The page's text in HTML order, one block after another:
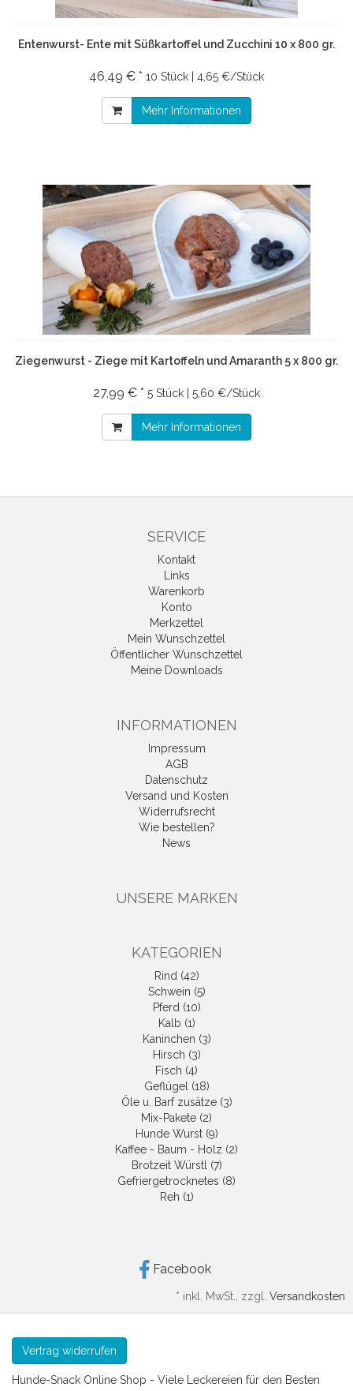
Entenwurst- Ente mit Süßkartoffel und Zucchini 10 x 800 gr.
46,49 € * 10 Stück | 4,65 €/Stück
Mehr Informationen
Ziegenwurst - Ziege mit Kartoffeln und Amaranth 5 x 800 gr.
27,99 € * 5 Stück | 5,60 €/Stück
Mehr Informationen
SERVICE
Kontakt
Links
Warenkorb
Konto
Merkzettel
Mein Wunschzettel
Öffentlicher Wunschzettel
Meine Downloads
INFORMATIONEN
Impressum
AGB
Datenschutz
Versand und Kosten
Widerrufsrecht
Wie bestellen?
News
UNSERE MARKEN
KATEGORIEN
Rind (42)
Schwein (5)
Pferd (10)
Kalb (1)
Kaninchen (3)
Hirsch (3)
Fisch (4)
Geflügel (18)
Öle u. Barf zusätze (3)
Mix-Pakete (2)
Hunde Wurst (9)
Kaffee - Baum - Holz (2)
Brotzeit Würstl (7)
Gefriergetrocknetes (8)
Reh (1)
Facebook
* inkl. MwSt., zzgl. Versandkosten
Vertrag widerrufen
Hunde-Snack Online Shop - Viele Leckereien für den Besten